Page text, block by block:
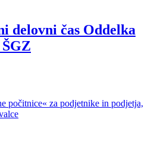
delovni čas Oddelka
počitnice« za podjetnike in podjetja,